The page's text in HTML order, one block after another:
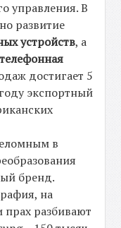
управления. В
развитие
устройств, а
достигает 5
экспортный
в
бренд.
на
прах разбивают